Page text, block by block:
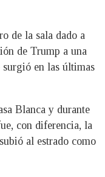
de la sala dado a
de Trump a una
en las últimas
Blanca y durante
con diferencia, la
al estrado como